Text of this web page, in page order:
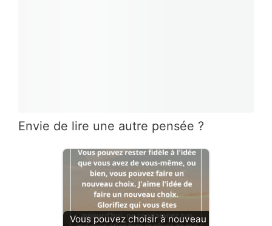
Envie de lire une autre pensée ?
Vous pouvez choisir à nouveau